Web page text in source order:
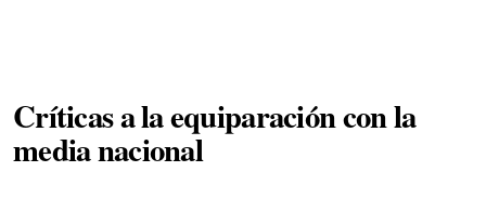
Críticas a la equiparación con la
media nacional